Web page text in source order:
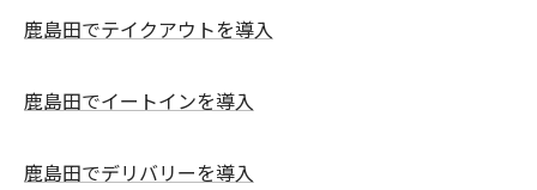
鹿島田でテイクアウトを導入
鹿島田でイートインを導入
鹿島田でデリバリーを導入